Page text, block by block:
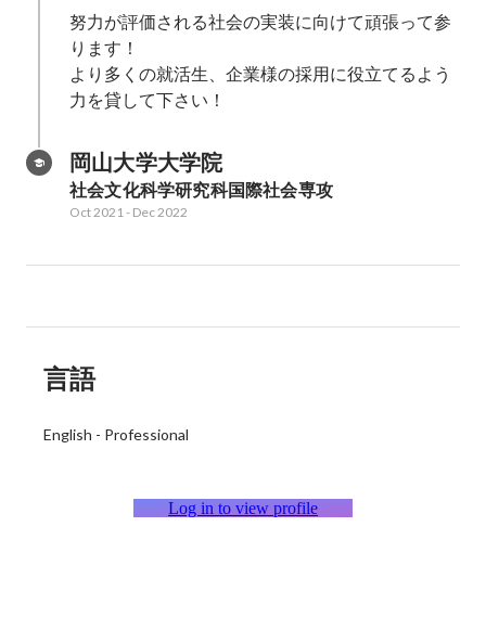
努力が評価される社会の実装に向けて頑張って参
ります！
より多くの就活生、企業様の採用に役立てるよう
力を貸して下さい！
岡山大学大学院
社会文化科学研究科国際社会専攻
Oct 2021- Dec 2022
言語
English - Professional
Log in to view profile